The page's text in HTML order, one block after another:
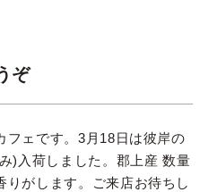
ぞ
フェです。3月18日は彼岸の
)入荷しました。郡上産 数量
りがします。ご来店お待ちし